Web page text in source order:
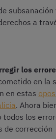
a
los
en la
en estas
. Ahora
todos los
de corrección